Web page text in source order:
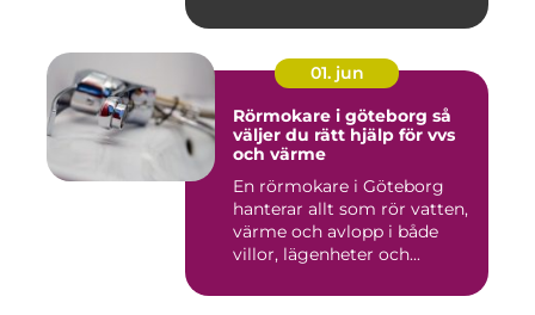
01. jun
Rörmokare i göteborg så
väljer du rätt hjälp för vvs
och värme
En rörmokare i Göteborg
hanterar allt som rör vatten,
värme och avlopp i både
villor, lägenheter och...